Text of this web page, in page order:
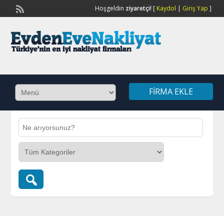
Hoşgeldin ziyaretçi![ Kaydol | Giriş Yap ]
FIRMA EKLE